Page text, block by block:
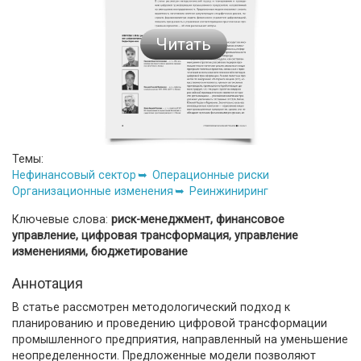
Читать
Темы:
Нефинансовый сектор
Операционные риски
Организационные изменения
Реинжиниринг
Ключевые слова: риск-менеджмент, финансовое
управление, цифровая трансформация, управление
изменениями, бюджетирование
Аннотация
В статье рассмотрен методологический подход к
планированию и проведению цифровой трансформации
промышленного предприятия, направленный на уменьшение
неопределенности. Предложенные модели позволяют